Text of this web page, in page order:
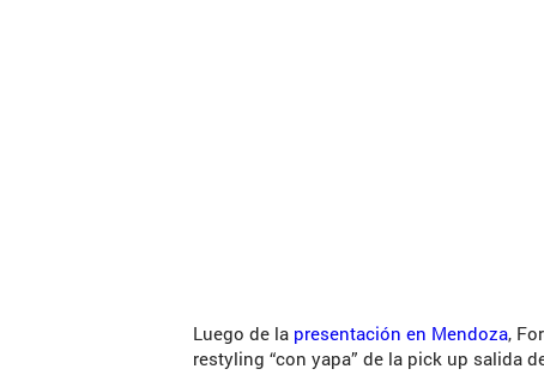
Luego de la presentación en Mendoza,
restyling “con yapa” de la pick up salida